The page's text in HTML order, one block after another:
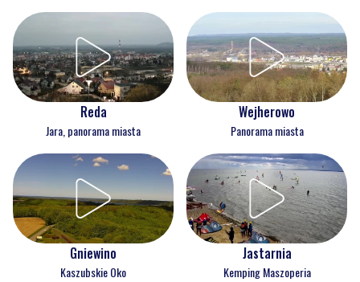
Reda
Jara, panorama miasta
Wejherowo
Panorama miasta
Gniewino
Kaszubskie Oko
Jastarnia
Kemping Maszoperia